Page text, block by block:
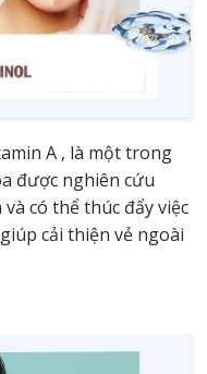
A , là một trong
được nghiên cứu
có thể thúc đẩy việc
cải thiện vẻ ngoài